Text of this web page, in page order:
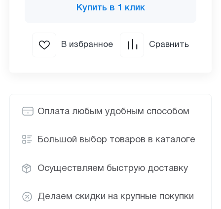
Оплата любым удобным способом
Большой выбор товаров в каталоге
Осуществляем быструю доставку
Делаем скидки на крупные покупки
Купить в 1 клик
В избранное Сравнить